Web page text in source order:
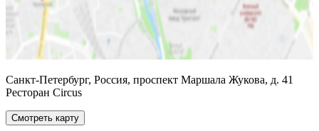
Санкт-Петербург, Россия, проспект Маршала Жукова, д. 41
Ресторан Circus
Смотреть карту